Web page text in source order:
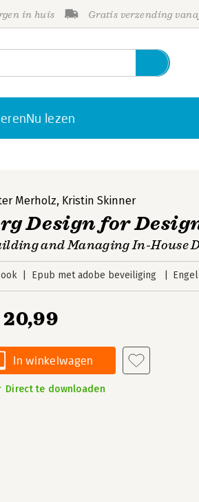
in huis Gratis verzending
Nu lezen
Merholz, Kristin Skinner
Design for
and Managing In-House
Epub met adobe beveiliging
In winkelwagen
Direct te downloaden